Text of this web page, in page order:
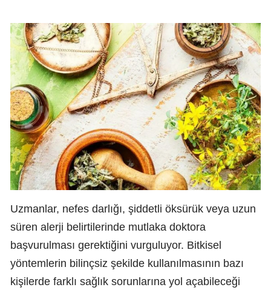
Uzmanlar, nefes darlığı, şiddetli öksürük veya uzun
süren alerji belirtilerinde mutlaka doktora
başvurulması gerektiğini vurguluyor. Bitkisel
yöntemlerin bilinçsiz şekilde kullanılmasının bazı
kişilerde farklı sağlık sorunlarına yol açabileceği